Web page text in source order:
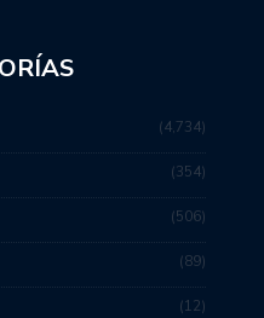
4,734
354
506
89
12